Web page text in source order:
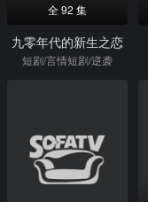
全 92 集
九零年代的新生之恋
短剧/言情短剧/逆袭